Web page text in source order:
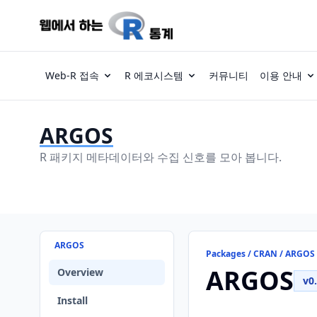
Web-R 접속 R 에코시스템 커뮤니티 이용 안내
ARGOS
R 패키지 메타데이터와 수집 신호를 모아 봅니다.
ARGOS
Overview
Install
Packages / CRAN / ARGOS
ARGOS